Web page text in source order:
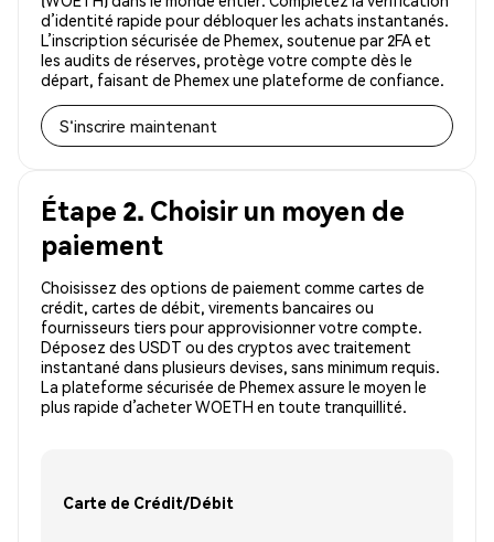
d’identité rapide pour débloquer les achats instantanés.
L’inscription sécurisée de Phemex, soutenue par 2FA et
les audits de réserves, protège votre compte dès le
départ, faisant de Phemex une plateforme de confiance.
S'inscrire maintenant
Étape 2. Choisir un moyen de
paiement
Choisissez des options de paiement comme cartes de
crédit, cartes de débit, virements bancaires ou
fournisseurs tiers pour approvisionner votre compte.
Déposez des USDT ou des cryptos avec traitement
instantané dans plusieurs devises, sans minimum requis.
La plateforme sécurisée de Phemex assure le moyen le
plus rapide d’acheter WOETH en toute tranquillité.
Carte de Crédit/Débit